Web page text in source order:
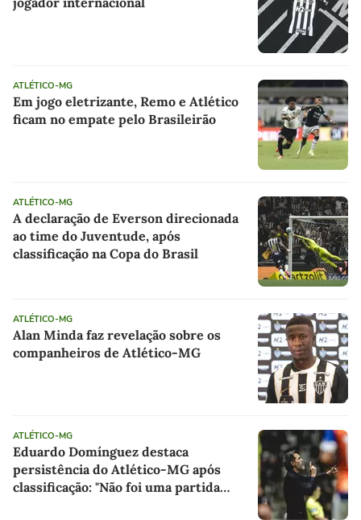
ATLÉTICO-MG
Em jogo eletrizante, Remo e Atlético
ficam no empate pelo Brasileirão
ATLÉTICO-MG
A declaração de Everson direcionada
ao time do Juventude, após
classificação na Copa do Brasil
ATLÉTICO-MG
Alan Minda faz revelação sobre os
companheiros de Atlético-MG
ATLÉTICO-MG
Eduardo Domínguez destaca
persistência do Atlético-MG após
classificação: "Não foi uma partida